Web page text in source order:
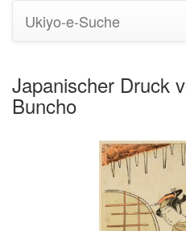
Ukiyo-e-Suche
Japanischer Druck
Buncho